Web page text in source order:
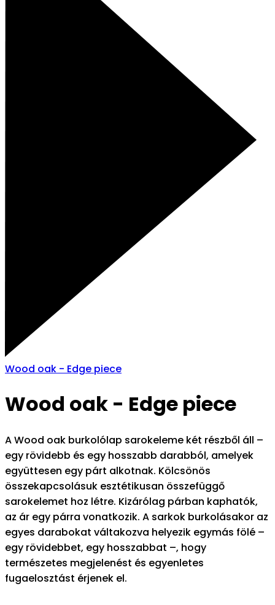
Wood oak - Edge piece
Wood oak - Edge piece
A Wood oak burkolólap sarokeleme két részből áll –
egy rövidebb és egy hosszabb darabból, amelyek
együttesen egy párt alkotnak. Kölcsönös
összekapcsolásuk esztétikusan összefüggő
sarokelemet hoz létre. Kizárólag párban kaphatók,
az ár egy párra vonatkozik. A sarkok burkolásakor az
egyes darabokat váltakozva helyezik egymás fölé –
egy rövidebbet, egy hosszabbat –, hogy
természetes megjelenést és egyenletes
fugaelosztást érjenek el.